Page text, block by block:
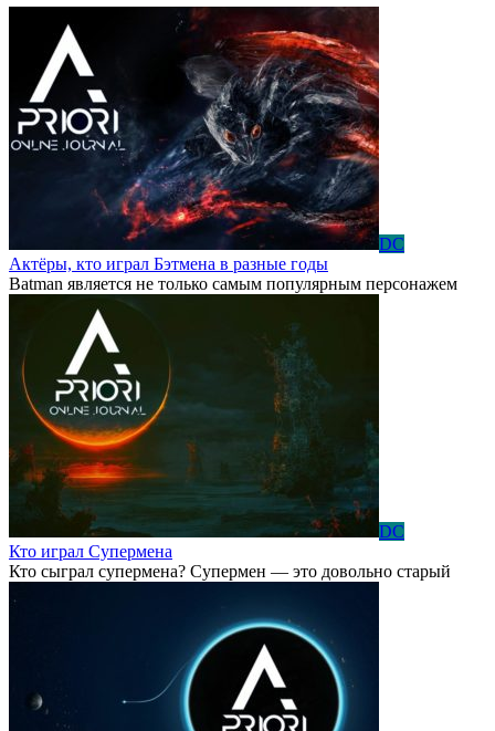
DC
Актёры, кто играл Бэтмена в разные годы
Batman является не только самым популярным персонажем
DC
Кто играл Супермена
Кто сыграл супермена? Супермен — это довольно старый